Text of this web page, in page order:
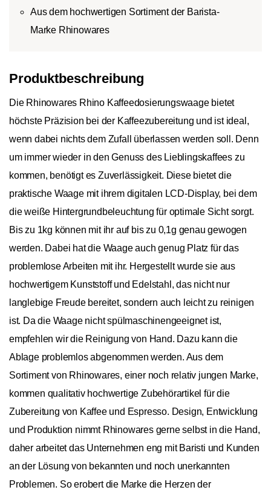
Aus dem hochwertigen Sortiment der Barista-
Marke Rhinowares
Produktbeschreibung
Die Rhinowares Rhino Kaffeedosierungswaage bietet
höchste Präzision bei der Kaffeezubereitung und ist ideal,
wenn dabei nichts dem Zufall überlassen werden soll. Denn
um immer wieder in den Genuss des Lieblingskaffees zu
kommen, benötigt es Zuverlässigkeit. Diese bietet die
praktische Waage mit ihrem digitalen LCD-Display, bei dem
die weiße Hintergrundbeleuchtung für optimale Sicht sorgt.
Bis zu 1kg können mit ihr auf bis zu 0,1g genau gewogen
werden. Dabei hat die Waage auch genug Platz für das
problemlose Arbeiten mit ihr. Hergestellt wurde sie aus
hochwertigem Kunststoff und Edelstahl, das nicht nur
langlebige Freude bereitet, sondern auch leicht zu reinigen
ist. Da die Waage nicht spülmaschinengeeignet ist,
empfehlen wir die Reinigung von Hand. Dazu kann die
Ablage problemlos abgenommen werden. Aus dem
Sortiment von Rhinowares, einer noch relativ jungen Marke,
kommen qualitativ hochwertige Zubehörartikel für die
Zubereitung von Kaffee und Espresso. Design, Entwicklung
und Produktion nimmt Rhinowares gerne selbst in die Hand,
daher arbeitet das Unternehmen eng mit Baristi und Kunden
an der Lösung von bekannten und noch unerkannten
Problemen. So erobert die Marke die Herzen der